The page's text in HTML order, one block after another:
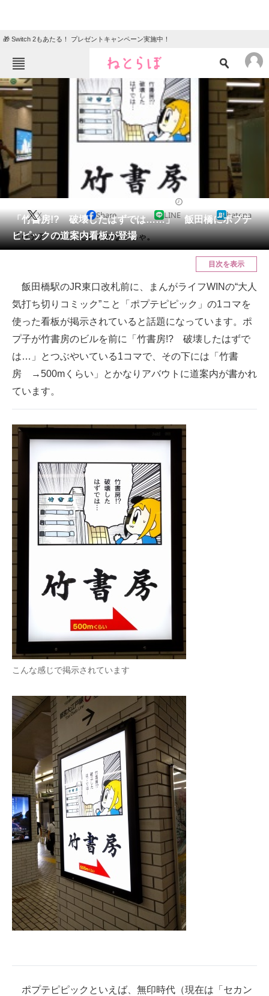
🎁 Switch 2もあたる！ プレゼントキャンペーン実施中！
ねとらぼメニュー
TOP ニュース
エンタメ クイズ
グルメ
住まい 教育・育児
動物 リサーチ
会員記事
メディア
ITの今と未来を見通す
スマホと通信の最新トレンド
進化するPCとデバイスの未来
好きが集まる 比べて選べる
ビジネスと働き方のヒント
AI活用のいまが分かる
経営リーダーのコミュニティ
マーケ×ITの今がよく分かる
ITエンジニア向け専門サイト
IT製品の技術・比較・事例
製造業のIT導入・活用を支援
モノづくり技術者専門サイト
エレクトロニクス専門サイト
エネルギーの専門メディア
建設×テクノロジーの最前線
ちょっと気になるネットの話題
「竹書房!? 破壊したはずでは……」 飯田橋にポプテ
ピピックの道案内看板が登場
X Share LINE hatena
「ゥァア゛ーッ」しに行かなくちゃ。
目次を表示
飯田橋駅のJR東口改札前に、まんがライフWINの“大人
気打ち切りコミック”こと「ポプテピピック」の1コマを
使った看板が掲示されていると話題になっています。ポ
プ子が竹書房のビルを前に「竹書房!? 破壊したはずで
は…」とつぶやいている1コマで、その下には「竹書
房 →500mくらい」とかなりアバウトに道案内が書かれ
ています。
こんな感じで掲示されています
ポプテピピックといえば、無印時代（現在は「セカン